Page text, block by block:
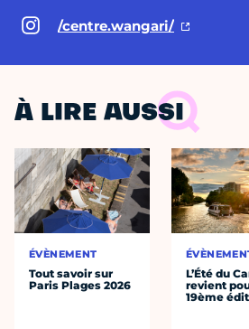
/centre.wangari/
À LIRE AUSSI
ÉVÈNEMENT
Tout savoir sur
Paris Plages 2026
L’Été du
revient
19ème